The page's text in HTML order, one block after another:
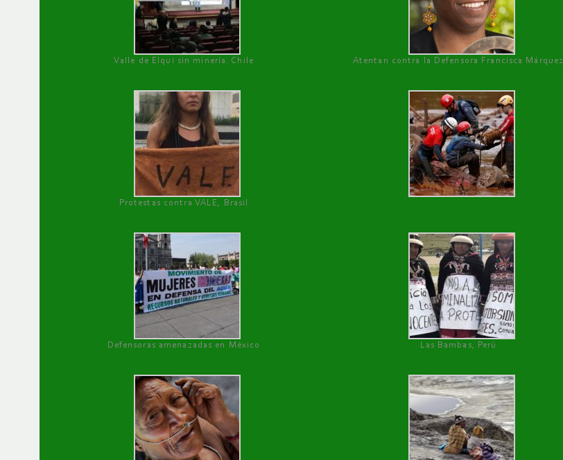
Valle de Elqui sin minería. Chile Atentan contra la Defensora Francisca Márquez
Protestas contra VALE, Brasil
Defensoras amenazadas en México Las Bambas, Perú